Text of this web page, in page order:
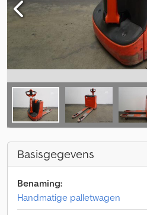
Basisgegevens
Benaming:
Handmatige palletwagen